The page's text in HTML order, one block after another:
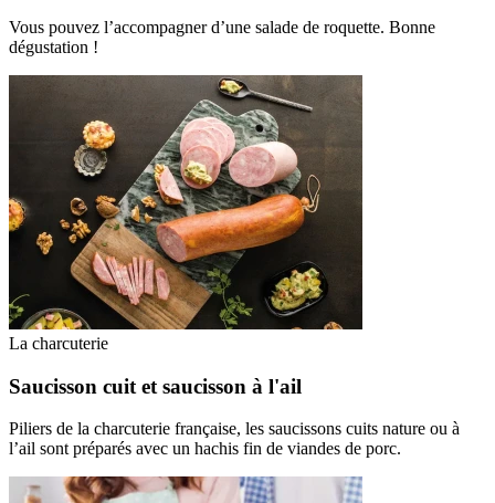
Vous pouvez l’accompagner d’une salade de roquette. Bonne
dégustation !
La charcuterie
Saucisson cuit et saucisson à l'ail
Piliers de la charcuterie française, les saucissons cuits nature ou à
l’ail sont préparés avec un hachis fin de viandes de porc.